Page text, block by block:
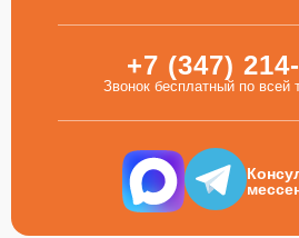
+7 (347)
Звонок бесплатный по всей